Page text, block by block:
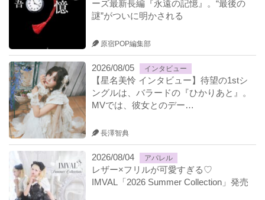
ーズ最新長編『永遠の記憶』。“最後の
謎”がついに明かされる
原宿POP編集部
2026/08/05 インタビュー
【星名美怜 インタビュー】待望の1stシ
ングルは、バラードの『ひかりあと』。
MVでは、彼女とのデー…
長澤智典
2026/08/04 アパレル
レザー×フリルが可愛すぎる♡
IMVAL「2026 Summer Collection」発売